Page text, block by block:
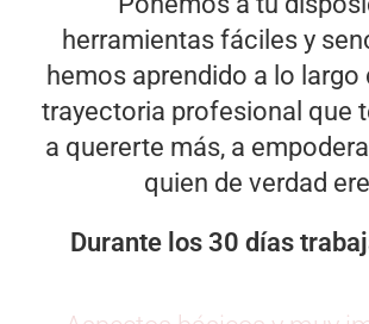
herramientas fáciles y
hemos aprendido a lo largo
trayectoria profesional que
a quererte más, a
quien de verdad
Durante los 30 días